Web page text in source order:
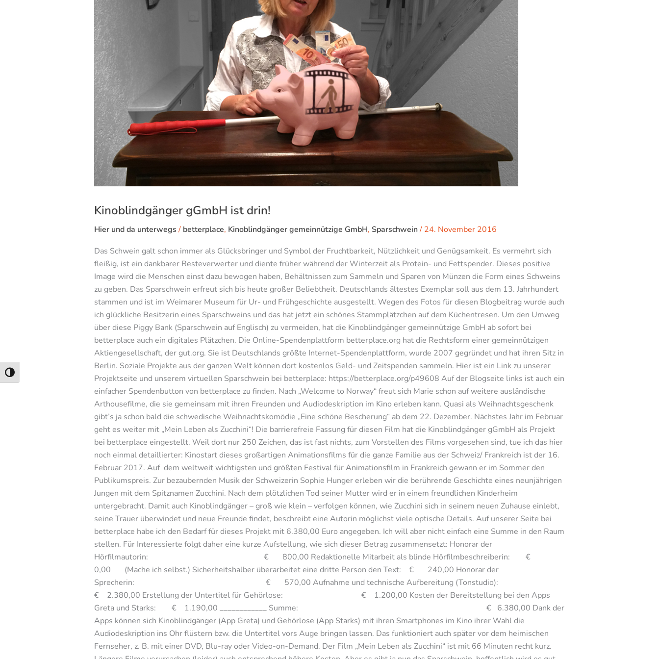
Umschalten auf hohe Kontraste
Kinoblindgänger gGmbH ist drin!
Hier und da unterwegs / betterplace, Kinoblindgänger gemeinnützige GmbH, Sparschwein/ 24. November 2016
Das Schwein galt schon immer als Glücksbringer und Symbol der Fruchtbarkeit, Nützlichkeit und Genügsamkeit. Es vermehrt sich
fleißig, ist ein dankbarer Resteverwerter und diente früher während der Winterzeit als Protein- und Fettspender. Dieses positive
Image wird die Menschen einst dazu bewogen haben, Behältnissen zum Sammeln und Sparen von Münzen die Form eines Schweins
zu geben. Das Sparschwein erfreut sich bis heute großer Beliebtheit. Deutschlands ältestes Exemplar soll aus dem 13. Jahrhundert
stammen und ist im Weimarer Museum für Ur- und Frühgeschichte ausgestellt. Wegen des Fotos für diesen Blogbeitrag wurde auch
ich glückliche Besitzerin eines Sparschweins und das hat jetzt ein schönes Stammplätzchen auf dem Küchentresen. Um den Umweg
über diese Piggy Bank (Sparschwein auf Englisch) zu vermeiden, hat die Kinoblindgänger gemeinnützige GmbH ab sofort bei
betterplace auch ein digitales Plätzchen. Die Online-Spendenplattform betterplace.org hat die Rechtsform einer gemeinnützigen
Aktiengesellschaft, der gut.org. Sie ist Deutschlands größte Internet-Spendenplattform, wurde 2007 gegründet und hat ihren Sitz in
Berlin. Soziale Projekte aus der ganzen Welt können dort kostenlos Geld- und Zeitspenden sammeln. Hier ist ein Link zu unserer
Projektseite und unserem virtuellen Sparschwein bei betterplace: https://betterplace.org/p49608 Auf der Blogseite links ist auch ein
einfacher Spendenbutton von betterplace zu finden. Nach „Welcome to Norway“ freut sich Marie schon auf weitere ausländische
Arthousefilme, die sie gemeinsam mit ihren Freunden und Audiodeskription im Kino erleben kann. Quasi als Weihnachtsgeschenk
gibt’s ja schon bald die schwedische Weihnachtskomödie „Eine schöne Bescherung“ ab dem 22. Dezember. Nächstes Jahr im Februar
geht es weiter mit „Mein Leben als Zucchini“! Die barrierefreie Fassung für diesen Film hat die Kinoblindgänger gGmbH als Projekt
bei betterplace eingestellt. Weil dort nur 250 Zeichen, das ist fast nichts, zum Vorstellen des Films vorgesehen sind, tue ich das hier
noch einmal detaillierter: Kinostart dieses großartigen Animationsfilms für die ganze Familie aus der Schweiz/ Frankreich ist der 16.
Februar 2017. Auf dem weltweit wichtigsten und größten Festival für Animationsfilm in Frankreich gewann er im Sommer den
Publikumspreis. Zur bezaubernden Musik der Schweizerin Sophie Hunger erleben wir die berührende Geschichte eines neunjährigen
Jungen mit dem Spitznamen Zucchini. Nach dem plötzlichen Tod seiner Mutter wird er in einem freundlichen Kinderheim
untergebracht. Damit auch Kinoblindgänger – groß wie klein – verfolgen können, wie Zucchini sich in seinem neuen Zuhause einlebt,
seine Trauer überwindet und neue Freunde findet, beschreibt eine Autorin möglichst viele optische Details. Auf unserer Seite bei
betterplace habe ich den Bedarf für dieses Projekt mit 6.380,00 Euro angegeben. Ich will aber nicht einfach eine Summe in den Raum
stellen. Für Interessierte folgt daher eine kurze Aufstellung, wie sich dieser Betrag zusammensetzt: Honorar der
Hörfilmautorin: € 800,00 Redaktionelle Mitarbeit als blinde Hörfilmbeschreiberin: €
0,00 (Mache ich selbst.) Sicherheitshalber überarbeitet eine dritte Person den Text: € 240,00 Honorar der
Sprecherin: € 570,00 Aufnahme und technische Aufbereitung (Tonstudio):
€ 2.380,00 Erstellung der Untertitel für Gehörlose: € 1.200,00 Kosten der Bereitstellung bei den Apps
Greta und Starks: € 1.190,00 ____________ Summe: € 6.380,00 Dank der
Apps können sich Kinoblindgänger (App Greta) und Gehörlose (App Starks) mit ihren Smartphones im Kino ihrer Wahl die
Audiodeskription ins Ohr flüstern bzw. die Untertitel vors Auge bringen lassen. Das funktioniert auch später vor dem heimischen
Fernseher, z. B. mit einer DVD, Blu-ray oder Video-on-Demand. Der Film „Mein Leben als Zucchini“ ist mit 66 Minuten recht kurz.